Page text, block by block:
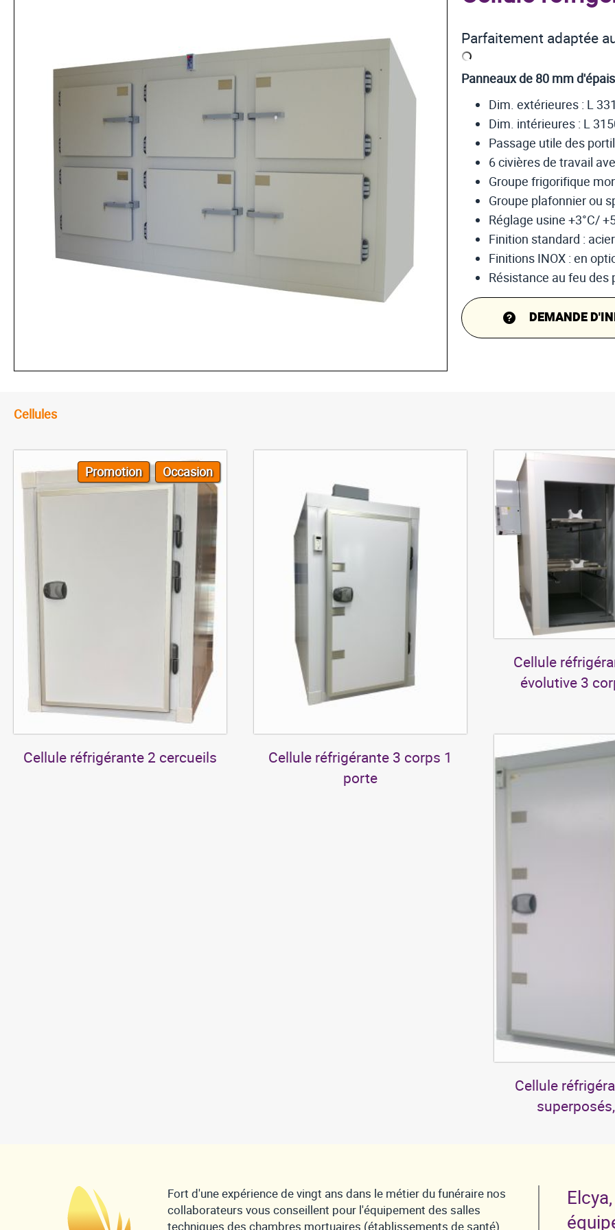
Parfaitement adaptée
Panneaux de 80 mm
Dim. extérieures : L
Dim. intérieures : L
Passage utile des
6 civières de travail
Groupe frigorifique
Groupe plafonnier ou
Réglage usine +3°C/
Finition standard :
Finitions INOX : en
Résistance au feu des
DEMANDE
Cellules
Promotion Occasion
Cellule réfrigérante 2 cercueils
Cellule réfrigérante 3 corps 1
porte
Cellule
évolutive 3
Cellule
Fort d'une expérience de vingt ans dans le métier du funéraire nos
collaborateurs vous conseillent pour l'équipement des salles
techniques des chambres mortuaires (établissements de santé)
Elcya,